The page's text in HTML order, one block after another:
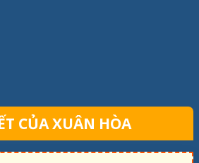
CỦA XUÂN HÒA